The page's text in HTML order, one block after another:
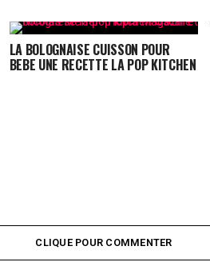
LA BOLOGNAISE CUISSON POUR
BEBE UNE RECETTE LA POP KITCHEN
CLIQUE POUR COMMENTER